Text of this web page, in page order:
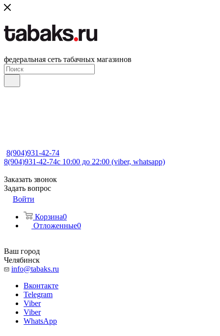
федеральная сеть табачных магазинов
8(904)931-42-74
8(904)931-42-74с 10:00 до 22:00 (viber, whatsapp)
Заказать звонок
Задать вопрос
Войти
Корзина0
Отложенные0
Ваш город
Челябинск
info@tabaks.ru
Вконтакте
Telegram
Viber
Viber
WhatsApp